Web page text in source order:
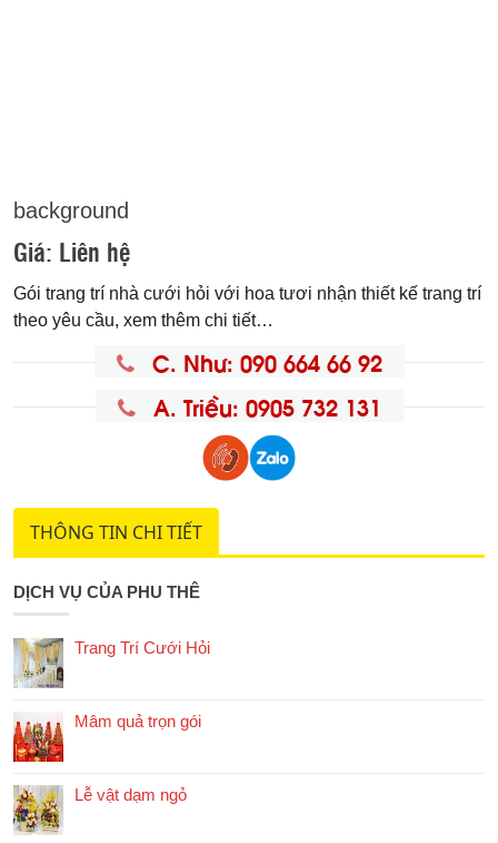
background
Giá: Liên hệ
Gói trang trí nhà cưới hỏi với hoa tươi nhận thiết kế trang trí
theo yêu cầu, xem thêm chi tiết…
C. Như: 090 664 66 92
A. Triều: 0905 732 131
THÔNG TIN CHI TIẾT
DỊCH VỤ CỦA PHU THÊ
Trang Trí Cưới Hỏi
Mâm quả trọn gói
Lễ vật dạm ngỏ